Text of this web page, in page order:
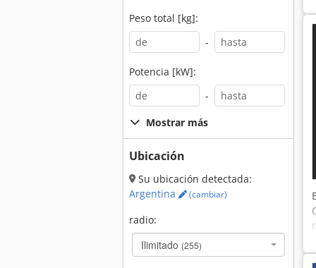
Peso total [kg]:
-
Potencia [kW]:
-
Mostrar más
Ubicación
Su ubicación detectada:
Argentina
(cambiar)
radio:
Ilimitado (255)